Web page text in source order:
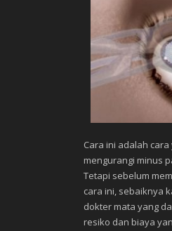
Cara ini adalah
mengurangi minus
Tetapi sebelum
cara ini, sebaiknya
dokter mata yang
resiko dan biaya